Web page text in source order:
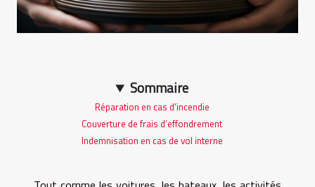
Sommaire
Réparation en cas d’incendie
Couverture de frais d’effondrement
Indemnisation en cas de vol interne